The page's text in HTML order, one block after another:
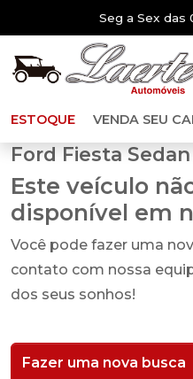
Seg a Sex das
ESTOQUE VENDA SEU
Ford Fiesta
Este veículo
disponível em
Você pode fazer uma
contato com nossa
dos seus sonhos!
Fazer uma nova busca